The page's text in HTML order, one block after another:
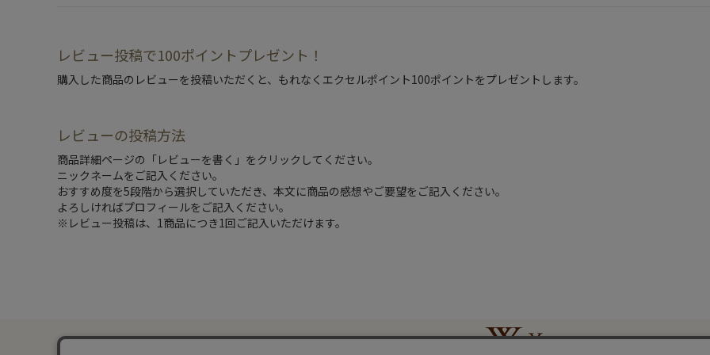
レビュー投稿で100ポイントプレゼント！
購入した商品のレビューを投稿いただくと、もれなくエクセルポイント100ポイントをプレゼントします。
レビューの投稿方法
商品詳細ページの「レビューを書く」をクリックしてください。
ニックネームをご記入ください。
おすすめ度を5段階から選択していただき、本文に商品の感想やご要望をご記入ください。
よろしければプロフィールをご記入ください。
※レビュー投稿は、1商品につき1回ご記入いただけます。